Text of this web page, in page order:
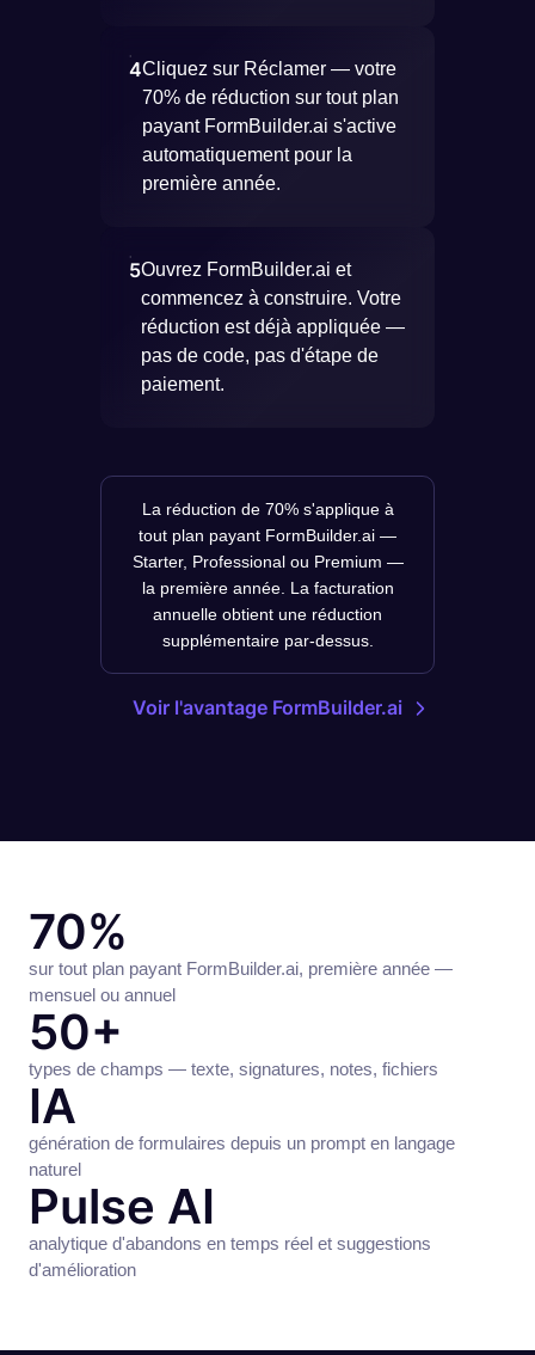
4Cliquez sur Réclamer — votre
70% de réduction sur tout plan
payant FormBuilder.ai s'active
automatiquement pour la
première année.
5Ouvrez FormBuilder.ai et
commencez à construire. Votre
réduction est déjà appliquée —
pas de code, pas d'étape de
paiement.
La réduction de 70% s'applique à
tout plan payant FormBuilder.ai —
Starter, Professional ou Premium —
la première année. La facturation
annuelle obtient une réduction
supplémentaire par-dessus.
Voir l'avantage FormBuilder.ai
70%
sur tout plan payant FormBuilder.ai, première année —
mensuel ou annuel
50+
types de champs — texte, signatures, notes, fichiers
IA
génération de formulaires depuis un prompt en langage
naturel
Pulse AI
analytique d'abandons en temps réel et suggestions
d'amélioration